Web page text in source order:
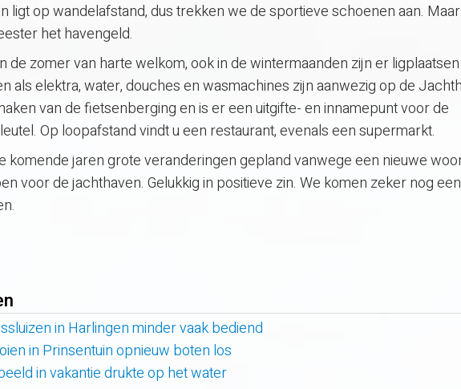
ligt op wandelafstand, dus trekken we de sportieve schoenen aan.
het havengeld.
de zomer van harte welkom, ook in de wintermaanden zijn er ligplaatsen
als elektra, water, douches en wasmachines zijn aanwezig op de
van de fietsenberging en is er een uitgifte- en innamepunt voor de
Op loopafstand vindt u een restaurant, evenals een supermarkt.
komende jaren grote veranderingen gepland vanwege een nieuwe
voor de jachthaven. Gelukkig in positieve zin. We komen zeker nog
in Harlingen minder vaak bediend
in Prinsentuin opnieuw boten los
in vakantie drukte op het water